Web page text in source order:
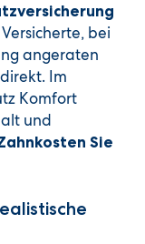
bei
angeraten
Im
Komfort
und
Sie